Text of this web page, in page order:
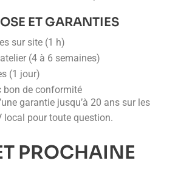
ET GARANTIES
sur site (1 h)
(4 à 6 semaines)
(1 jour)
bon de conformité
garantie jusqu’à 20 ans sur les
local pour toute question.
PROCHAINE